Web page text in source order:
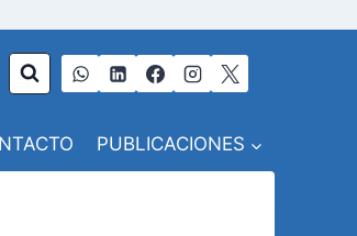
PUBLICACIONES